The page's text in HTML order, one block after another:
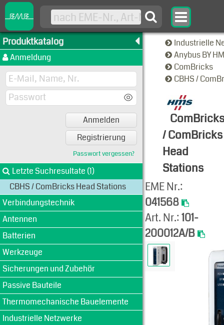
Produktkatalog
Anmeldung
Anmelden
Registrierung
Passwort vergessen?
Letzte Suchresultate (1)
CBHS / ComBricks Head Stations
Verbindungstechnik
Antennen
Batterien
Werkzeuge
Sicherungen und Zubehör
Passive Bauteile
Thermomechanische Bauelemente
Industrielle Netzwerke
Industrielle
Anybus BY
ComBricks
CBHS /
ComBricks
/ ComBricks
Head
Stations
Produkt-
EME Nr.:
041568
Art. Nr.:101-
200012A/B